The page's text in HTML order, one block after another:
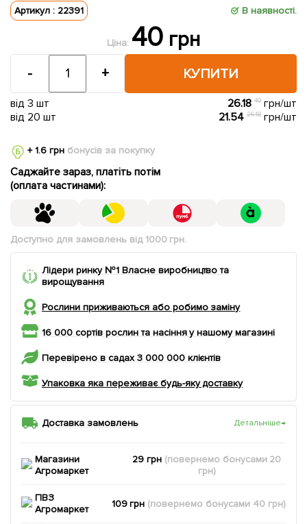
Артикул : 22391 В наявності.
Ціна: 40грн
КУПИТИ
- +
від 3 шт 26.1840 грн/шт
від 20 шт
21.5426.18 грн/шт
+ 1.6 грнбонусів за покупку
Саджайте зараз, платіть потім
(оплата частинами):
Доступно для замовлень від 1000 грн.
Лідери ринку №1 Власне виробництво та
вирощування
Рослини приживаються або робимо заміну
16 000 сортів рослин та насіння у нашому магазині
Перевірено в садах 3 000 000 клієнтів
Упаковка яка переживає будь-яку доставку
Доставка замовлень Детальніше→
Магазини
Агромаркет
29 грн (повернемобонусами 20
грн)
ПВЗ
Агромаркет
109 грн (повернемо бонусами 40 грн)